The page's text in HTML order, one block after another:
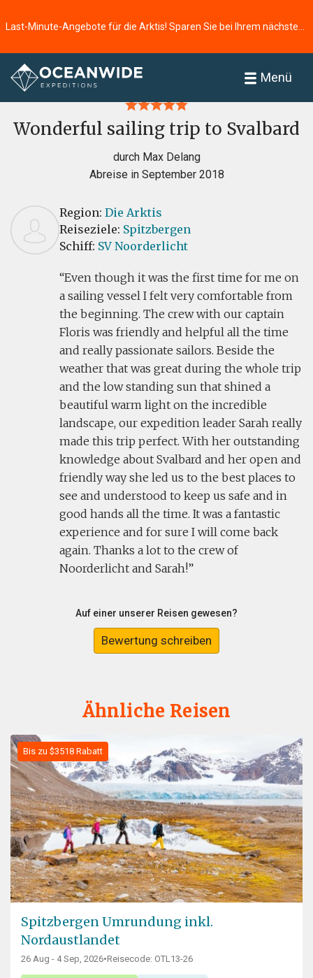
Menü
Startseite
Wonderful sailing trip to Svalbard
durch Max Delang
Abreise in September 2018
Region: Die Arktis
Reiseziele: Spitzbergen
Schiff: SV Noorderlicht
Even though it was the first time for me on
a sailing vessel I felt very comfortable from
the beginning. The crew with our captain
Floris was friendly and helpful all the time
and really passionate sailors. Beside the
weather that was great during the whole trip
and the low standing sun that shined a
beautiful warm light on the incredible
landscape, our expedition leader Sarah really
made this trip perfect. With her outstanding
knowledge about Svalbard and her open and
friendly way she led us to the best places to
see and understood to keep us safe and in
good hands all the time. It was a fantastic
experience and for sure I will come back
again. Thanks a lot to the crew of
Noorderlicht and Sarah!
Auf einer unserer Reisen gewesen?
Bewertung schreiben
Ähnliche Reisen
Bis zu $3518 Rabatt
Spitzbergen Umrundung inkl.
Nordaustlandet
26 Aug - 4 Sep, 2026•Reisecode: OTL13-26